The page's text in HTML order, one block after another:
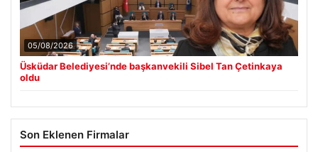
05/08/2026
Üsküdar Belediyesi’nde başkanvekili Sibel Tan Çetinkaya
oldu
Son Eklenen Firmalar